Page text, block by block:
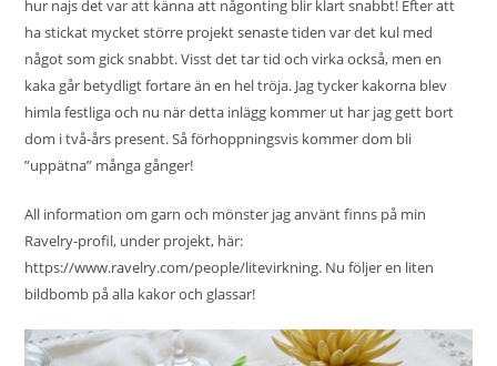
hur najs det var att känna att någonting blir klart snabbt! Efter att
ha stickat mycket större projekt senaste tiden var det kul med
något som gick snabbt. Visst det tar tid och virka också, men en
kaka går betydligt fortare än en hel tröja. Jag tycker kakorna blev
himla festliga och nu när detta inlägg kommer ut har jag gett bort
dom i två-års present. Så förhoppningsvis kommer dom bli
”uppätna” många gånger!
All information om garn och mönster jag använt finns på min
Ravelry-profil, under projekt, här:
https://www.ravelry.com/people/litevirkning. Nu följer en liten
bildbomb på alla kakor och glassar!